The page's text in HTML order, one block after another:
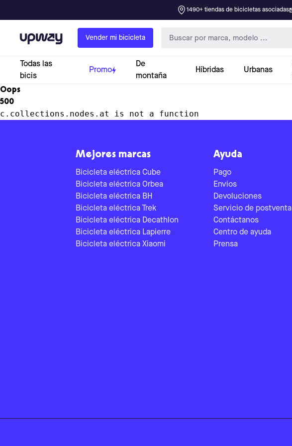
1490+ tiendas de bicicletas asociadas
Upway Vender mi bicicleta
Todas las
bicis
Promo
De
montaña
Híbridas Urbanas
Oops
500
c.collections.nodes.at is not a function
Mejores marcas
Bicicleta eléctrica Cube
Bicicleta eléctrica Orbea
Bicicleta eléctrica BH
Bicicleta eléctrica Trek
Bicicleta eléctrica Decathlon
Bicicleta eléctrica Lapierre
Bicicleta eléctrica Xiaomi
Ayuda
Pago
Envíos
Devoluciones
Servicio de postventa
Contáctanos
Centro de ayuda
Prensa